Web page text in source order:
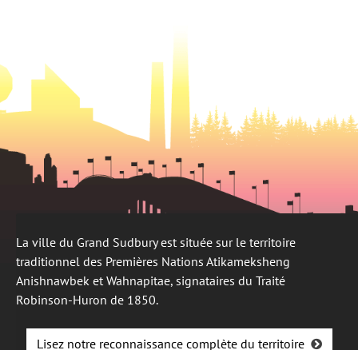
La ville du Grand Sudbury est située sur le territoire
traditionnel des Premières Nations Atikameksheng
Anishnawbek et Wahnapitae, signataires du Traité
Robinson-Huron de 1850.
Lisez notre reconnaissance complète du territoire